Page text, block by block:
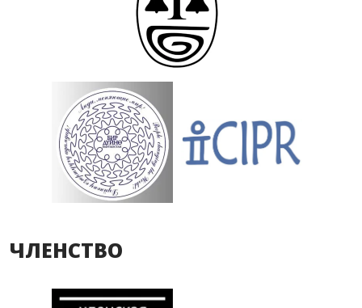
ЧЛЕНСТВО